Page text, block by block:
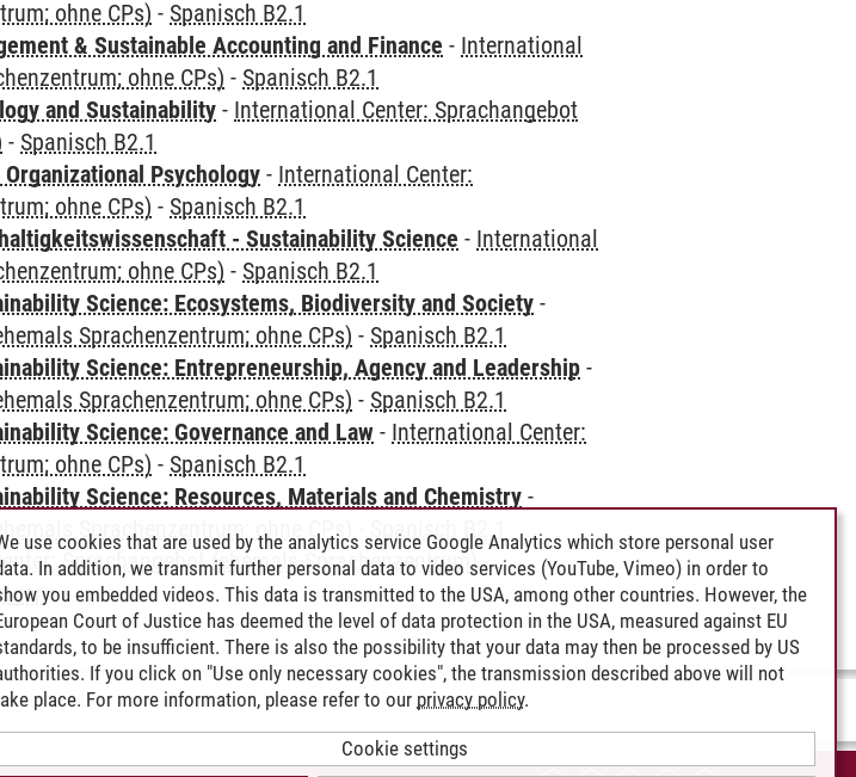
ohne CPs) - Spanisch B2.1
& Sustainable Accounting and Finance - International
ohne CPs) - Spanisch B2.1
and Sustainability - International Center: Sprachangebot
- Spanisch B2.1
Psychology - International Center:
ohne CPs) - Spanisch B2.1
- Sustainability Science - International
ohne CPs) - Spanisch B2.1
Science: Ecosystems, Biodiversity and Society -
Sprachenzentrum; ohne CPs) - Spanisch B2.1
Science: Entrepreneurship, Agency and Leadership -
Sprachenzentrum; ohne CPs) - Spanisch B2.1
Science: Governance and Law - International Center:
ohne CPs) - Spanisch B2.1
Science: Resources, Materials and Chemistry -
Sprachenzentrum; ohne CPs)
Spanisch B2.1
Sprachangebot (ehemals Sprachenzentrum)-
use cookies that are used by the analytics service Google Analytics which store personal user
In addition, we transmit further personal data to video services (YouTube, Vimeo) in order to
you embedded videos. This data is transmitted to the USA, among other countries. However, the
Court of Justice has deemed the level of data protection in the USA, measured against EU
to be insufficient. There is also the possibility that your data may then be processed by US
If you click on "Use only necessary cookies", the transmission described above will not
place. For more information, please refer to our privacy policy.
Cookie settings